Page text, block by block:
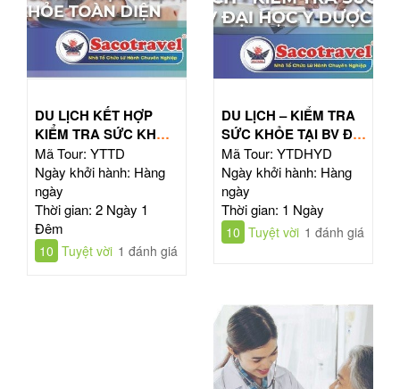
DU LỊCH KẾT HỢP
KIỂM TRA SỨC KHỎE
TOÀN DIỆN
Mã Tour: YTTD
Ngày khởi hành: Hàng
ngày
Thời gian: 2 Ngày 1
Đêm
10 Tuyệt vời 1 đánh giá
DU LỊCH – KIỂM TRA
SỨC KHỎE TẠI BV ĐẠI
HỌC Y DƯỢC TPHCM
Mã Tour: YTDHYD
Ngày khởi hành: Hàng
ngày
Thời gian: 1 Ngày
10 Tuyệt vời 1 đánh giá